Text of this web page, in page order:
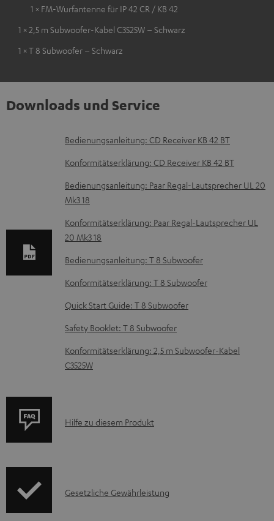
1 × FM-Wurfantenne für IP 42 CR / KB 42
1 × 2,5 m Subwoofer-Kabel C3525W – Schwarz
1 × T 8 Subwoofer – Schwarz
Downloads und Service
D
o
u
e
t
e
z
u
H
u
r
Bedienungsanleitung: CD Receiver KB 42 BT
Konformitätserklärung: CD Receiver KB 42 BT
Bedienungsanleitung: Paar Regal-Lautsprecher UL 20
Mk3 18
Konformitätserklärung: Paar Regal-Lautsprecher UL
20 Mk3 18
Bedienungsanleitung: T 8 Subwoofer
Konformitätserklärung: T 8 Subwoofer
Quick Start Guide: T 8 Subwoofer
Safety Booklet: T 8 Subwoofer
Konformitätserklärung: 2,5 m Subwoofer-Kabel
C3525W
P
u
Hilfe zu diesem Produkt
IGesetzliche Gewährleistung